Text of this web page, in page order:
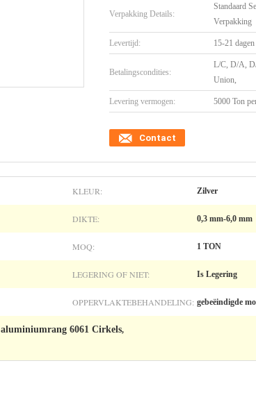
Verpakking Details:
Standaard
Verpakking
Levertijd: 15-21 dagen
Betalingscondities:
L/C, D/A,
Union,
Levering vermogen: 5000 Ton
Contact
KLEUR: Zilver
DIKTE: 0,3 mm-6,0 mm
MOQ: 1 TON
LEGERING OF NIET: Is Legering
OPPERVLAKTEBEHANDELING: gebeëindigde
aluminiumrang 6061 Cirkels,